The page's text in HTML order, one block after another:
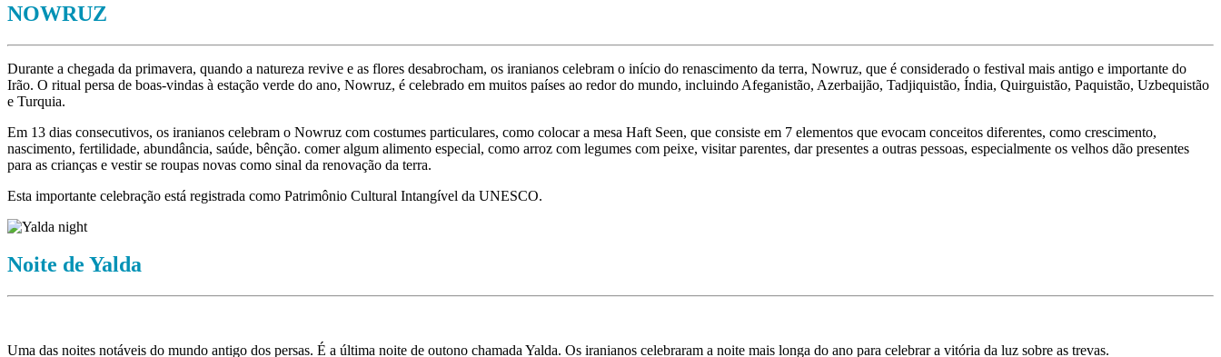
NOWRUZ
Durante a chegada da primavera, quando a natureza revive e as flores desabrocham, os iranianos celebram o início do renascimento da terra, Nowruz, que é considerado o festival mais antigo e importante do
Irão. O ritual persa de boas-vindas à estação verde do ano, Nowruz, é celebrado em muitos países ao redor do mundo, incluindo Afeganistão, Azerbaijão, Tadjiquistão, Índia, Quirguistão, Paquistão, Uzbequistão
e Turquia.
Em 13 dias consecutivos, os iranianos celebram o Nowruz com costumes particulares, como colocar a mesa Haft Seen, que consiste em 7 elementos que evocam conceitos diferentes, como crescimento,
nascimento, fertilidade, abundância, saúde, bênção. comer algum alimento especial, como arroz com legumes com peixe, visitar parentes, dar presentes a outras pessoas, especialmente os velhos dão presentes
para as crianças e vestir se roupas novas como sinal da renovação da terra.
Esta importante celebração está registrada como Patrimônio Cultural Intangível da UNESCO.
Noite de Yalda
Uma das noites notáveis ​​do mundo antigo dos persas. É a última noite de outono chamada Yalda. Os iranianos celebraram a noite mais longa do ano para celebrar a vitória da luz sobre as trevas.